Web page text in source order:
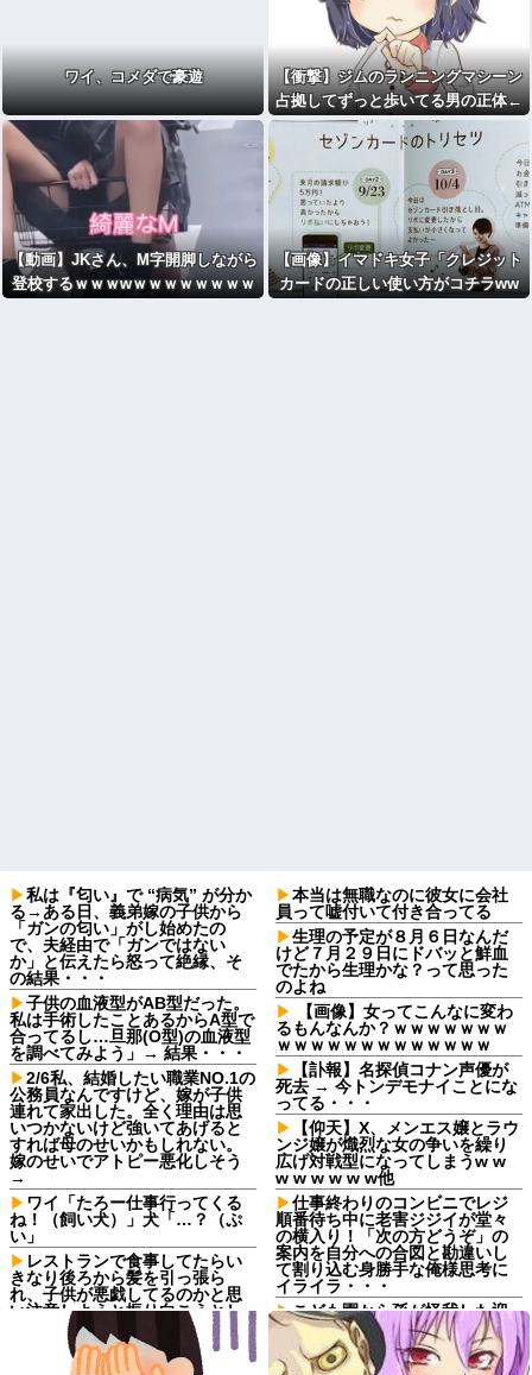
ワイ、コメダで豪遊
【衝撃】ジムのランニングマシーン
占拠してずっと歩いてる男の正体←
これｗｗｗｗｗ
【動画】JKさん、M字開脚しながら
登校するｗｗｗwｗｗｗｗｗｗｗｗ
【画像】イマドキ女子「クレジット
カードの正しい使い方がコチラww
私は『匂い』で “病気” が分か
る→ある日、義弟嫁の子供から
「ガンの匂い」がし始めたの
で、夫経由で「ガンではない
か」と伝えたら怒って絶縁、そ
の結果・・・
子供の血液型がAB型だった。
私は手術したことあるからA型で
合ってるし…旦那(O型)の血液型
を調べてみよう」→ 結果・・・
2/6私、結婚したい職業NO.1の
公務員なんですけど、嫁が子供
連れて家出した。全く理由は思
いつかないけど強いてあげると
すれば母のせいかもしれない。
嫁のせいでアトピー悪化しそう
→
ワイ「たろー仕事行ってくる
ね！（飼い犬）」犬「…？（ぷ
い」
レストランで食事してたらい
きなり後ろから髪を引っ張ら
れ、子供が悪戯してるのかと思
い注意しようと振り向こうとし
たら耳元でハサミの音がした！
妙に頭が軽くなったと思った
本当は無職なのに彼女に会社
員って嘘付いて付き合ってる
生理の予定が８月６日なんだ
けど７月２９日にドバッと鮮血
でたから生理かな？って思った
のよね
【画像】女ってこんなに変わ
るもんなんか？ｗｗｗｗｗｗｗ
ｗｗｗｗｗｗｗｗｗｗｗｗｗ
【訃報】名探偵コナン声優が
死去 → 今トンデモナイことにな
ってる・・・
【仰天】X、メンエス嬢とラウ
ンジ嬢が熾烈な女の争いを繰り
広げ対戦型になってしまうw w
w w w w w w他
仕事終わりのコンビニでレジ
順番待ち中に老害ジジイが堂々
の横入り！「次の方どうぞ」の
案内を自分への合図と勘違いし
て割り込む身勝手な俺様思考に
イライラ・・・
こども園から孫が怪我した迎
えにと連絡あり。石をどかして
ミミズ集め足の上に石を落とし
たそうな